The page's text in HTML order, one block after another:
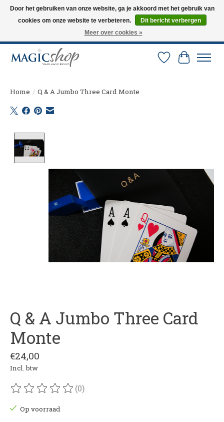
Altijd de nieuwste trucs op voorraad. Snelle verzending via PostNL en DHL.
Langskomen in onze winkel? Bel of mail om een afspraak te maken. 0251-
Verlanglijst
Home / Q & A Jumbo Three Card Monte
Q & A Jumbo Three Card
Monte
€24,00
Incl. btw
De beoordeling van dit product is
(0)
Op voorraad
Door het gebruiken van onze website, ga je akkoord met het gebruik van
cookies om onze website te verbeteren.
Dit bericht verbergen
Meer over cookies »